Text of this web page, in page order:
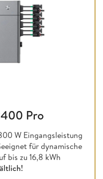
Pro
W Eingangsleistung
für dynamische
bis zu 16,8 kWh